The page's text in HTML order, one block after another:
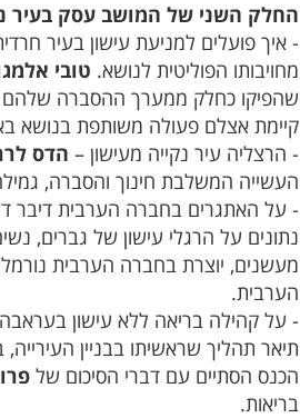
החלק השני של המושב עסק בעיר
- איך פועלים למניעת עישון בעיר
מחויבותו הפוליטית לנושא. טובי
שהפיקו כחלק ממערך ההסברה שלהם
קיימת אצלם פעולה משותפת בנושא
- הרצליה עיר נקייה מעישון – הדס
העשייה המשלבת חינוך והסברה,
- על האתגרים בחברה הערבית דיבר
נתונים על הרגלי עישון של גברים,
מעשנים, יוצרת בחברה הערבית
הערבית.
- על קהילה בריאה ללא עישון
תיאר תהליך שראשיתו בבניין
הכנס הסתיים עם דברי הסיכום של
בריאות.